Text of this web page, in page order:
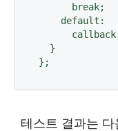
      break;
    default:
  }
};
테스트 결과는